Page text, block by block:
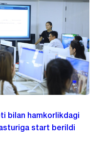
bilan hamkorlikdagi
start berildi